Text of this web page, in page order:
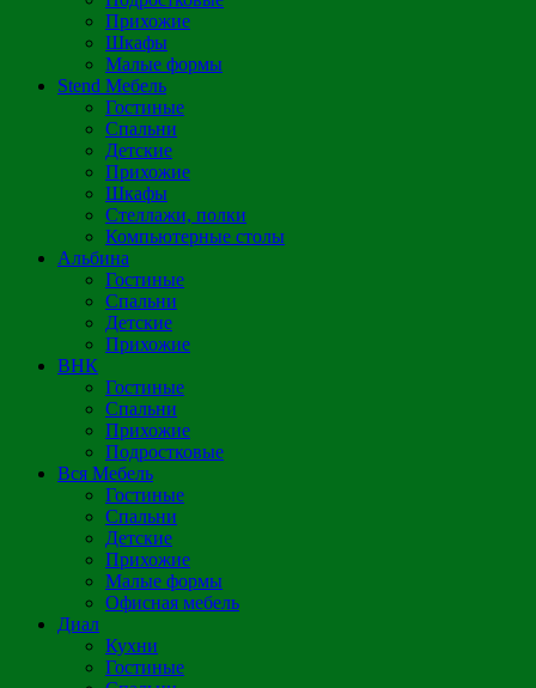
Прихожие
Шкафы
Малые формы
Stend Мебель
Гостиные
Спальни
Детские
Прихожие
Шкафы
Стеллажи, полки
Компьютерные столы
Альбина
Гостиные
Спальни
Детские
Прихожие
ВНК
Гостиные
Спальни
Прихожие
Подростковые
Вся Мебель
Гостиные
Спальни
Детские
Прихожие
Малые формы
Офисная мебель
Диал
Кухни
Гостиные